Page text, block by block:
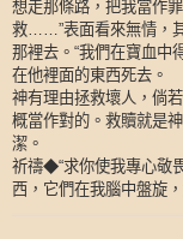
想走那條路，把我當作
救 ……”表面看來無情，
那裡去。 “我們在寶血中
在他裡面的東西死去。
神有理由拯救壞人，倘
概當作對的。救贖就是
潔。
祈禱◆“求你使我專心敬
西，它們在我腦中盤旋